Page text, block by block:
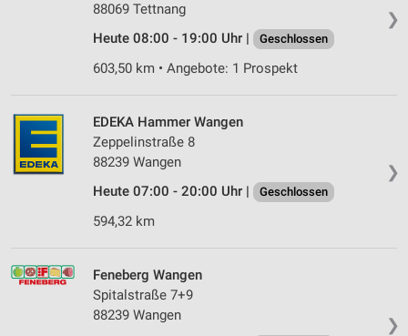
❯
88069 Tettnang
Heute 08:00 - 19:00 Uhr |
Geschlossen
603,50 km • Angebote: 1 Prospekt
❯
EDEKA Hammer Wangen
Zeppelinstraße 8
88239 Wangen
Heute 07:00 - 20:00 Uhr |
Geschlossen
594,32 km
❯
Feneberg Wangen
Spitalstraße 7+9
88239 Wangen